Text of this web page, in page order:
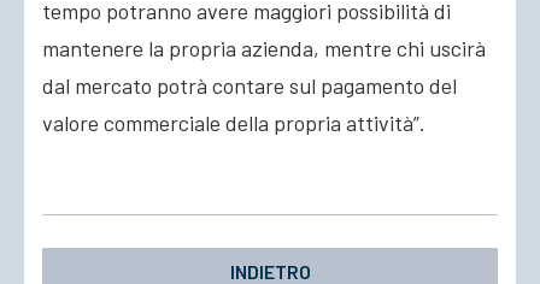
tempo potranno avere maggiori possibilità di
mantenere la propria azienda, mentre chi uscirà
dal mercato potrà contare sul pagamento del
valore commerciale della propria attività”.
INDIETRO